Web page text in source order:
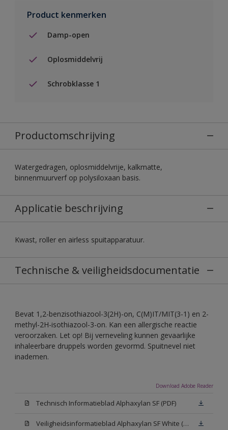
Product kenmerken
Damp-open
Oplosmiddelvrij
Schrobklasse 1
Productomschrijving
Watergedragen, oplosmiddelvrije, kalkmatte,
binnenmuurverf op polysiloxaan basis.
Applicatie beschrijving
Kwast, roller en airless spuitapparatuur.
Technische & veiligheidsdocumentatie
Bevat 1,2-benzisothiazool-3(2H)-on, C(M)IT/MIT(3-1) en 2-
methyl-2H-isothiazool-3-on. Kan een allergische reactie
veroorzaken. Let op! Bij verneveling kunnen gevaarlijke
inhaleerbare druppels worden gevormd. Spuitnevel niet
inademen.
Download Adobe Reader
Technisch Informatieblad Alphaxylan SF (PDF)
Veiligheidsinformatieblad Alphaxylan SF White (MSDS)